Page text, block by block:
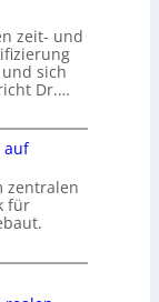
zeit- und
sich
Dr.…
auf
zentralen
für